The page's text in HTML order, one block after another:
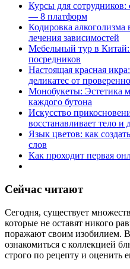
Курсы для сотрудников:
— 8 платформ
Кодировка
лечения зависимостей
Мебельный тур в
посредников
Настоящая красная
деликатес от
Монобукеты: Эстетика
каждого бутона
Искусство
восстанавливает тело и
Язык цветов: как
слов
Как проходит первая
Сейчас читают
Сегодня, существует
которые не оставят никого
поражают своим изобилием.
ознакомиться с коллекцией
строго по рецепту и оценить